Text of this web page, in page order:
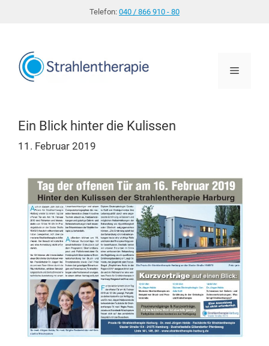
Telefon: 040 / 866 910 - 80
Menü
Ein Blick hinter die Kulissen
11. Februar 2019